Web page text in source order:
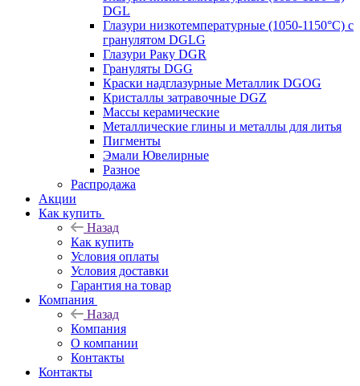
DGL
Глазури низкотемпературные (1050-1150°С) с
гранулятом DGLG
Глазури Раку DGR
Грануляты DGG
Краски надглазурные Металлик DGOG
Кристаллы затравочные DGZ
Массы керамические
Металлические глины и металлы для литья
Пигменты
Эмали Ювелирные
Разное
Распродажа
Акции
Как купить
Назад
Как купить
Условия оплаты
Условия доставки
Гарантия на товар
Компания
Назад
Компания
О компании
Контакты
Контакты